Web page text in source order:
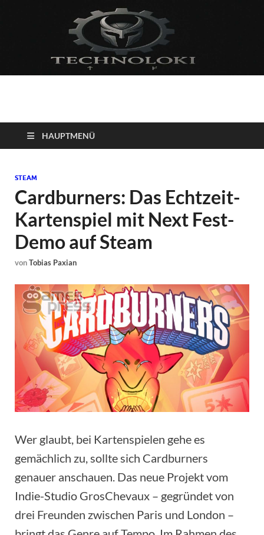
Technoloki: Gaming
und Entertainment
News
Blockbuster, Indie-Perlen und Retro-Klassiker.
HAUPTMENÜ
STEAM
Cardburners: Das Echtzeit-
Kartenspiel mit Next Fest-
Demo auf Steam
vonTobias Paxian
Wer glaubt, bei Kartenspielen gehe es
gemächlich zu, sollte sich Cardburners
genauer anschauen. Das neue Projekt vom
Indie-Studio GrosChevaux – gegründet von
drei Freunden zwischen Paris und London –